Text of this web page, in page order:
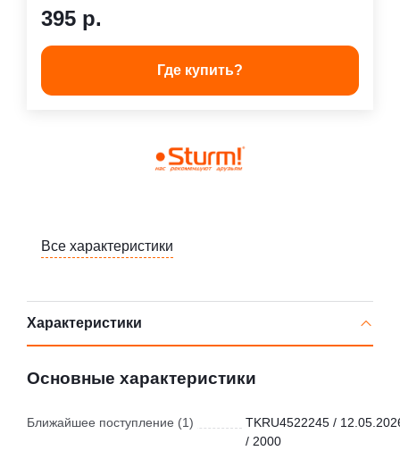
395 р.
Где купить?
Все характеристики
Характеристики
Основные характеристики
Ближайшее поступление (1)
TKRU4522245 /
/ 2000